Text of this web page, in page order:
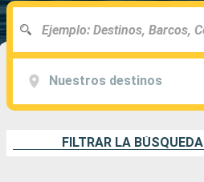
Nuestros destinos
FILTRAR LA BÚSQUEDA